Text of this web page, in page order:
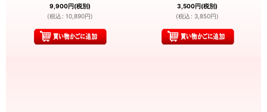
9,900円(税別)
(税込 : 10,890円)
3,500円(税別)
(税込 : 3,850円)